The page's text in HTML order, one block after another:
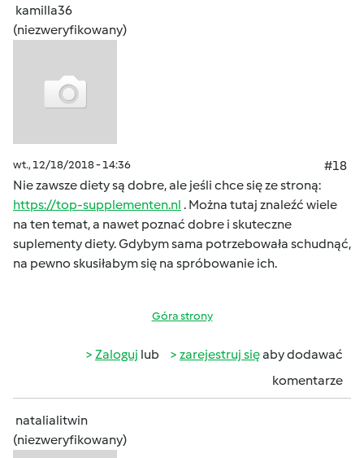
kamilla36
(niezweryfikowany)
wt., 12/18/2018 - 14:36
#18
Nie zawsze diety są dobre, ale jeśli chce się ze stroną:
https://top-supplementen.nl . Można tutaj znaleźć wiele
na ten temat, a nawet poznać dobre i skuteczne
suplementy diety. Gdybym sama potrzebowała schudnąć,
na pewno skusiłabym się na spróbowanie ich.
Góra strony
Zaloguj lub zarejestruj sięaby dodawać
komentarze
natalialitwin
(niezweryfikowany)